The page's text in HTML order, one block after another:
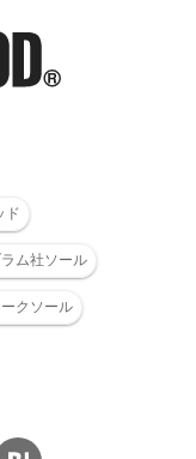
ド
ム社ソール
クソール